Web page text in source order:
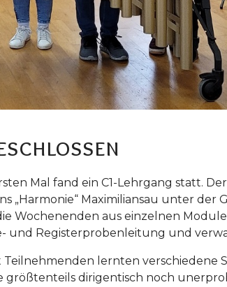
Mal fand ein C1-Lehrgang statt.
Maximiliansau unter der
Wochenenden aus einzelnen
und Registerprobenleitung und
Teilnehmenden lernten verschiedene
größtenteils dirigentisch noch